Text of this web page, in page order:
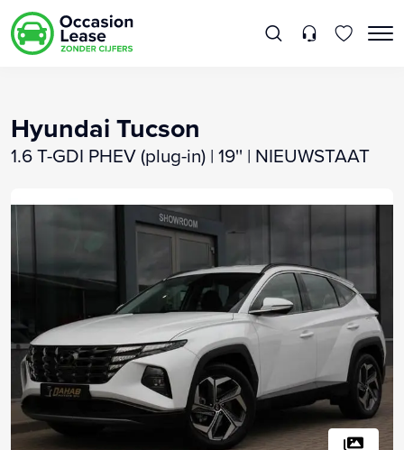
Hyundai Tucson
1.6 T-GDI PHEV (plug-in) | 19'' | NIEUWSTAAT